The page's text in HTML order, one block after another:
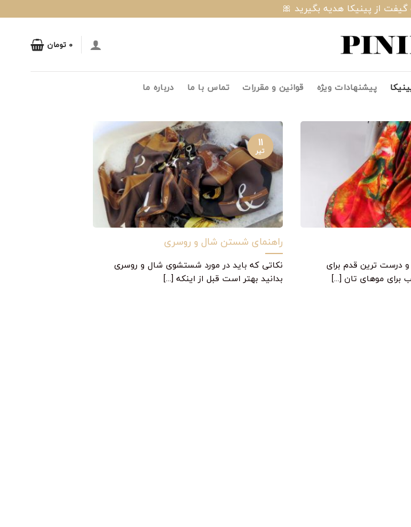
۰ تومان
پیشنهادات ویژه قوانین و مقررات تماس با ما درباره ما
درست ترین قدم برای
موهای تان [...]
راهنمای شستن شال و روسری
نکاتی که باید در مورد شستشوی شال و روسری
بدانید بهتر است قبل از اینکه [...]
۱۱
تیر